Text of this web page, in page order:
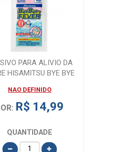
PARA ALIVIO DA
HISAMITSU BYE BYE
NAO DEFINIDO
R$ 14,99
QUANTIDADE